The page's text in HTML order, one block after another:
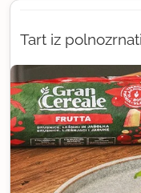
Tart iz